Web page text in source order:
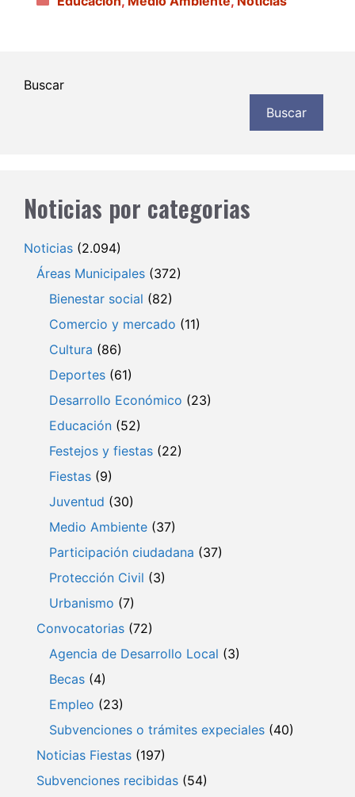
Buscar
Buscar
Noticias por categorias
Noticias (2.094)
Áreas Municipales (372)
Bienestar social (82)
Comercio y mercado (11)
Cultura (86)
Deportes (61)
Desarrollo Económico (23)
Educación (52)
Festejos y fiestas (22)
Fiestas (9)
Juventud (30)
Medio Ambiente (37)
Participación ciudadana (37)
Protección Civil (3)
Urbanismo (7)
Convocatorias (72)
Agencia de Desarrollo Local (3)
Becas (4)
Empleo (23)
Subvenciones o trámites expeciales (40)
Noticias Fiestas (197)
Subvenciones recibidas (54)